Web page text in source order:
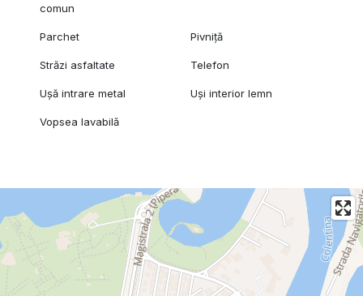
comun
Parchet Pivniță
Străzi asfaltate Telefon
Ușă intrare metal Uși interior lemn
Vopsea lavabilă